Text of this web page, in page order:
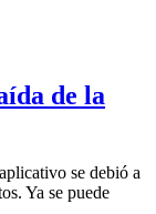
de la
se debió a
Ya se puede